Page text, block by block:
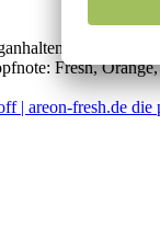
Duft für
Fresh,